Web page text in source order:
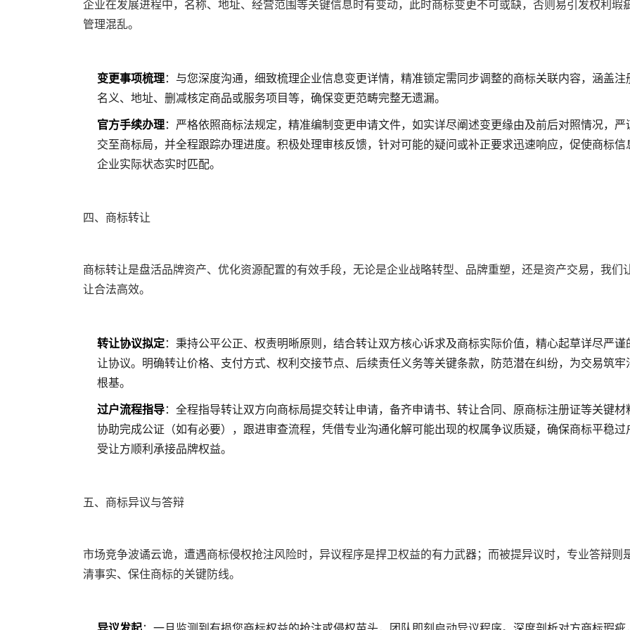
企业在发展进程中，名称、地址、经营范围等关键信息时有变动，此时商标变更不可或缺，否则易引发权利瑕
管理混乱。
变更事项梳理：与您深度沟通，细致梳理企业信息变更详情，精准锁定需同步调整的商标关联内容，涵盖注
名义、地址、删减核定商品或服务项目等，确保变更范畴完整无遗漏。
官方手续办理：严格依照商标法规定，精准编制变更申请文件，如实详尽阐述变更缘由及前后对照情况，严
交至商标局，并全程跟踪办理进度。积极处理审核反馈，针对可能的疑问或补正要求迅速响应，促使商标信
企业实际状态实时匹配。
四、商标转让
商标转让是盘活品牌资产、优化资源配置的有效手段，无论是企业战略转型、品牌重塑，还是资产交易，我们
让合法高效。
转让协议拟定：秉持公平公正、权责明晰原则，结合转让双方核心诉求及商标实际价值，精心起草详尽严谨
让协议。明确转让价格、支付方式、权利交接节点、后续责任义务等关键条款，防范潜在纠纷，为交易筑牢
根基。
过户流程指导：全程指导转让双方向商标局提交转让申请，备齐申请书、转让合同、原商标注册证等关键材
协助完成公证（如有必要），跟进审查流程，凭借专业沟通化解可能出现的权属争议质疑，确保商标平稳过
受让方顺利承接品牌权益。
五、商标异议与答辩
市场竞争波谲云诡，遭遇商标侵权抢注风险时，异议程序是捍卫权益的有力武器；而被提异议时，专业答辩则
清事实、保住商标的关键防线。